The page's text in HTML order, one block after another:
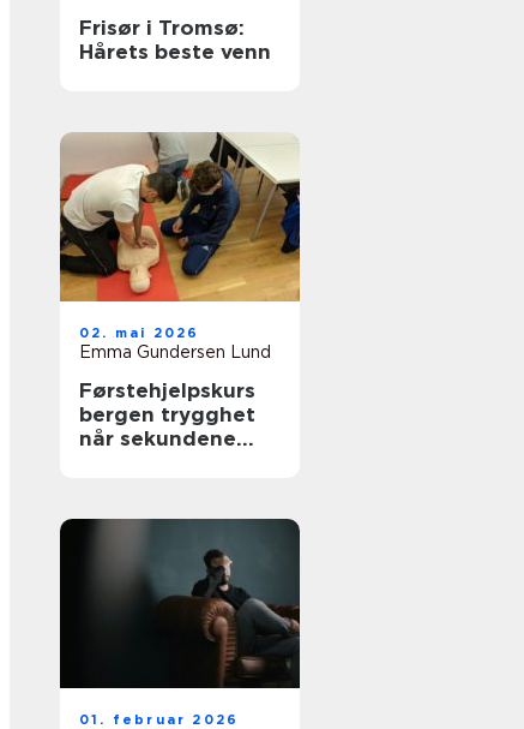
Frisør i Tromsø:
Hårets beste venn
02. mai 2026
Emma Gundersen Lund
Førstehjelpskurs
bergen trygghet
når sekundene
01. februar 2026